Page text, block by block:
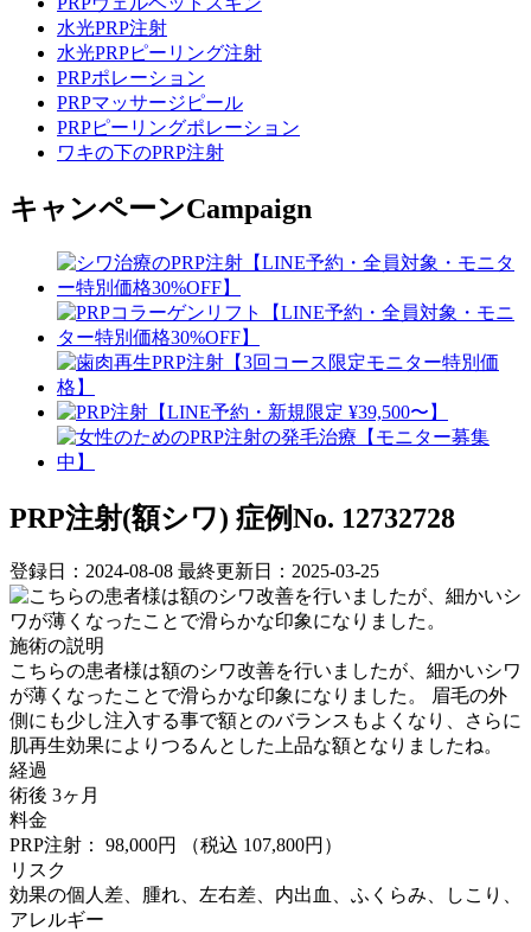
水光PRP注射
水光PRPピーリング注射
PRPポレーション
PRPマッサージピール
PRPピーリングポレーション
ワキの下のPRP注射
キャンペーンCampaign
PRP注射(額シワ) 症例No. 12732728
登録日：2024-08-08 最終更新日：2025-03-25
施術の説明
こちらの患者様は額のシワ改善を行いましたが、細かいシワ
が薄くなったことで滑らかな印象になりました。 ⁡眉毛の外
側にも少し注入する事で額とのバランスもよくなり、さらに
肌再生効果によりつるんとした上品な額となりましたね。
経過
術後 3ヶ月
料金
PRP注射： 98,000円
（税込 107,800円）
リスク
効果の個人差、腫れ、左右差、内出血、ふくらみ、しこり、
アレルギー